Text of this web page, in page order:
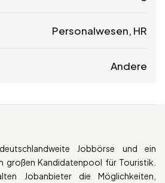
Personalwesen, HR
Andere
Jobbörse und ein
großen Kandidatenpool für Touristik.
Jobanbieter die Möglichkeiten,